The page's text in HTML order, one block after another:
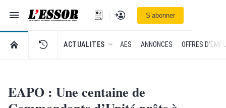
Navigation
L'Essor - retour à la une
Se connecterS’abonner
RETOUR À LA PAGE D’ACCUEIL DE L'ESSOR
ACTUALITES AES ANNONCES OFFRES
EAPO : Une centaine de